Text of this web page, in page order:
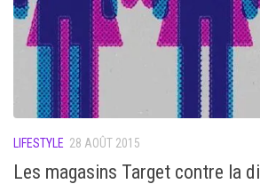
LIFESTYLE 28 AOÛT 2015
Les magasins Target contre la